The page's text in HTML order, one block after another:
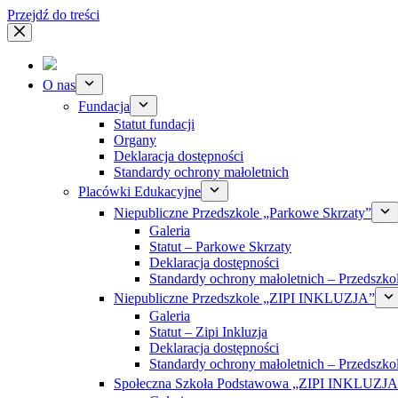
Przejdź do treści
O nas
Fundacja
Statut fundacji
Organy
Deklaracja dostępności
Standardy ochrony małoletnich
Placówki Edukacyjne
Niepubliczne Przedszkole „Parkowe Skrzaty”
Galeria
Statut – Parkowe Skrzaty
Deklaracja dostępności
Standardy ochrony małoletnich –
Niepubliczne Przedszkole „ZIPI INKLUZJA”
Galeria
Statut – Zipi Inkluzja
Deklaracja dostępności
Standardy ochrony małoletnich –
Społeczna Szkoła Podstawowa „ZIPI